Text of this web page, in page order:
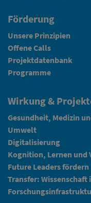
Förderung
Unsere Prinzipien
Offene Calls
Projektdatenbank
Programme
Wirkung &
Gesundheit, Medizin
Umwelt
Digitalisierung
Kognition, Lernen und
Future Leaders fördern
Transfer: Wissenschaft